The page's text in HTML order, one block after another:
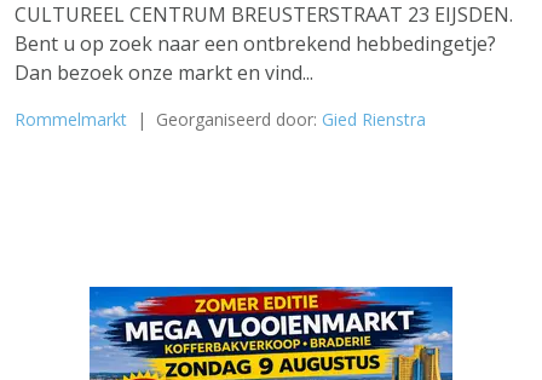
CULTUREEL CENTRUM BREUSTERSTRAAT 23 EIJSDEN.
Bent u op zoek naar een ontbrekend hebbedingetje?
Dan bezoek onze markt en vind...
Rommelmarkt | Georganiseerd door: Gied Rienstra